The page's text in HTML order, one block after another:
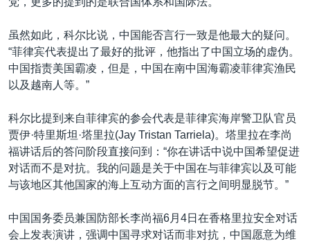
虽然如此，科尔比说，中国能否言行一致是他最大的疑问。
“菲律宾代表提出了最好的批评，他指出了中国立场的虚伪。
中国指责美国霸凌，但是，中国在南中国海霸凌菲律宾渔民
以及越南人等。”
科尔比提到来自菲律宾的参会代表是菲律宾海岸警卫队官员
贾伊·特里斯坦·塔里拉(Jay Tristan Tarriela)。塔里拉在李尚
福讲话后的答问阶段直接问到：“你在讲话中说中国希望促进
对话而不是对抗。我的问题是关于中国在与菲律宾以及可能
与该地区其他国家的海上互动方面的言行之间明显脱节。”
中国国务委员兼国防部长李尚福6月4日在香格里拉安全对话
会上发表演讲，强调中国寻求对话而非对抗，中国愿意为维